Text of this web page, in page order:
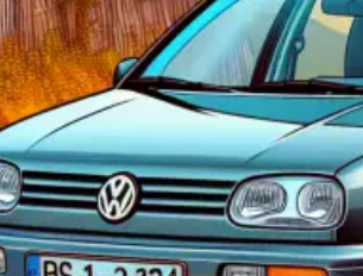
Navigatie Audi A4 B7
Navigatie Audi A4 B8
Navigatie Audi A5
Navigatie Audi A6 C5
Navigatie Audi A6 C6
Navigatie Audi A6 C7
Navigatie Audi Q5
Navigație Ford Fiesta
Navigație Ford Focus 1
Navigație Ford Focus 2
Navigație Ford Focus MK3
Navigație Ford Mondeo MK3